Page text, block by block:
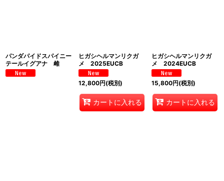
パンダパイドスパイニー
テールイグアナ 雌
ヒガシヘルマンリクガ
メ 2025EUCB
12,800円(税別)
カートに入れる
ヒガシヘルマンリクガ
メ 2024EUCB
15,800円(税別)
カートに入れる